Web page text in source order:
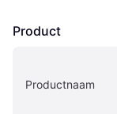
Product
Productnaam